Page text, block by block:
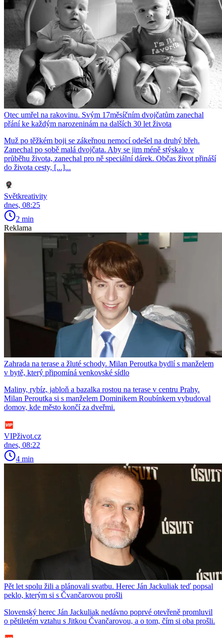
Otec umřel na rakovinu. Svým 17měsíčním dvojčatům zanechal
přání ke každým narozeninám na dalších 30 let života
Muž po těžkém boji se zákeřnou nemocí odešel na druhý břeh.
Zanechal po sobě malá dvojčata. Aby se jim méně stýskalo v
průběhu života, zanechal pro ně speciální dárek. Občas život přináší
do života cesty, [...]...
Světkreativity
dnes, 08:25
2 min
Reklama
Zahrada na terase a žluté schody. Milan Peroutka bydlí s manželem
v bytě, který připomíná venkovské sídlo
Maliny, rybíz, jabloň a bazalka rostou na terase v centru Prahy.
Milan Peroutka si s manželem Dominikem Roubínkem vybudoval
domov, kde město končí za dveřmi.
VIPživot.cz
dnes, 08:22
4 min
Pět let spolu žili a plánovali svatbu. Herec Ján Jackuliak teď popsal
peklo, kterým si s Čvančarovou prošli
Slovenský herec Ján Jackuliak nedávno poprvé otevřeně promluvil
o pětiletém vztahu s Jitkou Čvančarovou, a o tom, čím si oba prošli.